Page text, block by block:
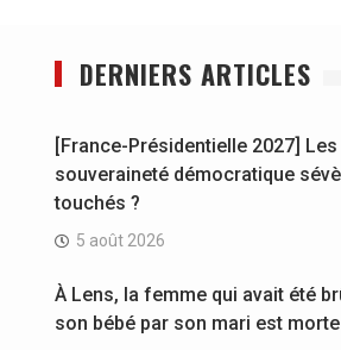
DERNIERS ARTICLES
[France-Présidentielle 2027]
souveraineté démocratique
touchés ?
5 août 2026
À Lens, la femme qui avait été
son bébé par son mari est morte